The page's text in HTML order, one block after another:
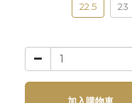
22.5 23